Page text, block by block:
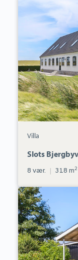
Bjergbyvej
Slots
Bjergby,
4200
Slagelse
Villa
Slots
8 vær. | 318 m2
Fritidshus:
Højgårdsvej
9,
Næsby
Strand,
4200
Slagelse